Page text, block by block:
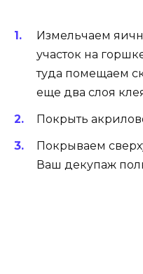
Измельчаем
участок на
туда помещаем
еще два слоя
Покрыть
Покрываем
Ваш декупаж